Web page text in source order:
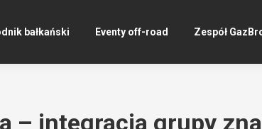
bałkański Eventy off-road Zespół
– integracja grupy